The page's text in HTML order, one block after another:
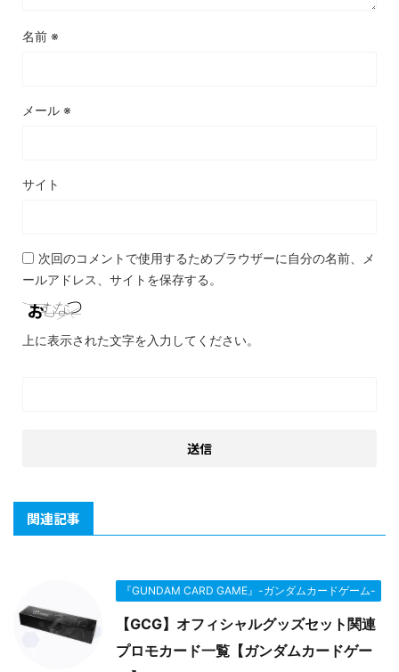
名前 ※
メール ※
サイト
次回のコメントで使用するためブラウザーに自分の名前、メ
ールアドレス、サイトを保存する。
上に表示された文字を入力してください。
関連記事
『GUNDAM CARD GAME』-ガンダムカードゲーム-
【GCG】オフィシャルグッズセット関連
プロモカード一覧【ガンダムカードゲー